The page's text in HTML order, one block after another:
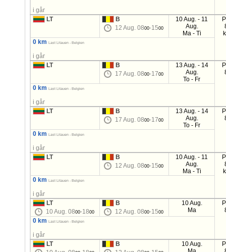
i går
LT
B
12 Aug. 0800-1500
10 Aug. - 11
Aug.
Ma - Ti
0 km
Last Litauen - Belgien
i går
LT
B
17 Aug. 0800-1700
13 Aug. - 14
Aug.
To - Fr
0 km Last Litauen - Belgien
i går
LT
B
17 Aug. 0800-1700
13 Aug. - 14
Aug.
To - Fr
0 km Last Litauen - Belgien
i går
LT
B
12 Aug. 0800-1500
10 Aug. - 11
Aug.
Ma - Ti
0 km
Last Litauen - Belgien
i går
LT
10 Aug. 0800-1800
B
12 Aug. 0800-1500
10 Aug.
Ma
0 km
Last Litauen - Belgien
i går
LT
B
10 Aug.